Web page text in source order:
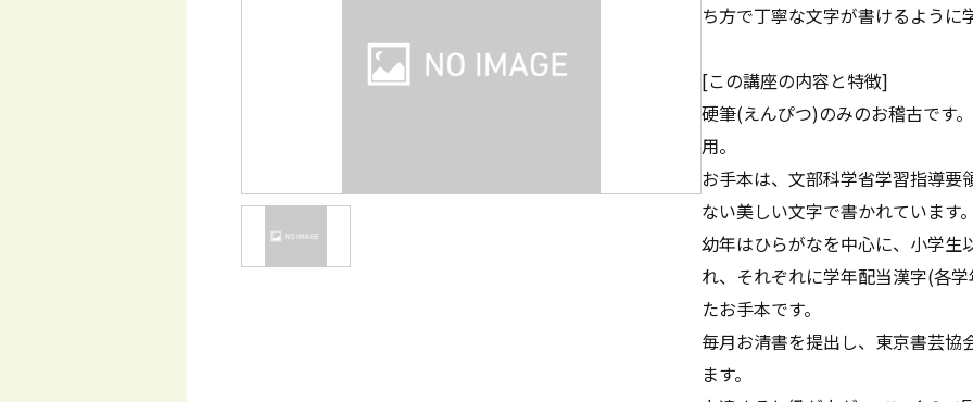
ち方で丁寧な文字が書けるように
[この講座の内容と特徴]
硬筆(えんぴつ)のみのお稽古です
用。
お手本は、文部科学省学習指導要
ない美しい文字で書かれています
幼年はひらがなを中心に、小学生
れ、それぞれに学年配当漢字(各
たお手本です。
毎月お清書を提出し、東京書芸協
ます。